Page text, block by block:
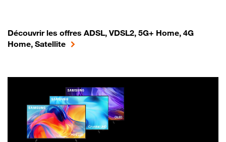
Découvrir les offres ADSL, VDSL2, 5G+ Home, 4G
Home, Satellite